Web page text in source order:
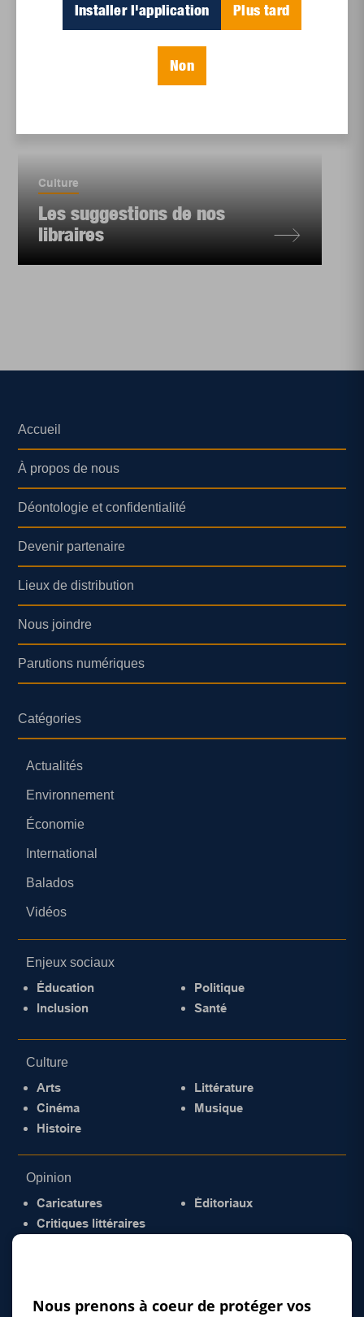
Culture
Les suggestions de nos
libraires
Installer l'application Plus tard
Non
Accueil
À propos de nous
Déontologie et confidentialité
Devenir partenaire
Lieux de distribution
Nous joindre
Parutions numériques
Catégories
Actualités
Environnement
Économie
International
Balados
Vidéos
Enjeux sociaux
Éducation
Inclusion
Politique
Santé
Culture
Arts
Cinéma
Histoire
Littérature
Musique
Opinion
Caricatures
Critiques littéraires
Éditoriaux
Nous prenons à coeur de protéger vos